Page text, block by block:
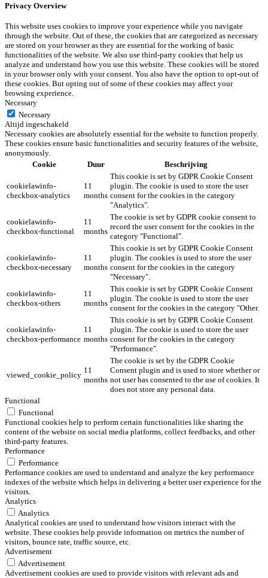
Privacy Overview
This website uses cookies to improve your experience while you navigate
through the website. Out of these, the cookies that are categorized as necessary
are stored on your browser as they are essential for the working of basic
functionalities of the website. We also use third-party cookies that help us
analyze and understand how you use this website. These cookies will be stored
in your browser only with your consent. You also have the option to opt-out of
these cookies. But opting out of some of these cookies may affect your
browsing experience.
Necessary
Necessary
Altijd ingeschakeld
Necessary cookies are absolutely essential for the website to function properly.
These cookies ensure basic functionalities and security features of the website,
anonymously.
Cookie
Duur Beschrijving
cookielawinfo-
checkbox-analytics
11
months
This cookie is set by GDPR Cookie Consent
plugin. The cookie is used to store the user
consent for the cookies in the category
"Analytics".
cookielawinfo-
checkbox-functional
11
months
The cookie is set by GDPR cookie consent to
record the user consent for the cookies in the
category "Functional".
cookielawinfo-
checkbox-necessary
11
months
This cookie is set by GDPR Cookie Consent
plugin. The cookies is used to store the user
consent for the cookies in the category
"Necessary".
cookielawinfo-
checkbox-others
11
months
This cookie is set by GDPR Cookie Consent
plugin. The cookie is used to store the user
consent for the cookies in the category "Other.
cookielawinfo-
checkbox-performance
11
months
This cookie is set by GDPR Cookie Consent
plugin. The cookie is used to store the user
consent for the cookies in the category
"Performance".
viewed_cookie_policy
11
months
The cookie is set by the GDPR Cookie
Consent plugin and is used to store whether or
not user has consented to the use of cookies. It
does not store any personal data.
Functional
Functional
Functional cookies help to perform certain functionalities like sharing the
content of the website on social media platforms, collect feedbacks, and other
third-party features.
Performance
Performance
Performance cookies are used to understand and analyze the key performance
indexes of the website which helps in delivering a better user experience for the
visitors.
Analytics
Analytics
Analytical cookies are used to understand how visitors interact with the
website. These cookies help provide information on metrics the number of
visitors, bounce rate, traffic source, etc.
Advertisement
Advertisement
Advertisement cookies are used to provide visitors with relevant ads and